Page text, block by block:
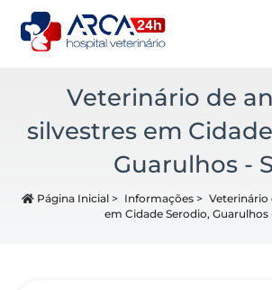
Veterinário de
silvestres em
Guarulhos -
Página Inicial > Informações > Veterinário
em Cidade Serodio, Guarulhos